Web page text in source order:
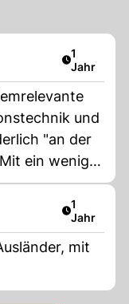
Artikel
1
Jahr
und
"an der
ein wenig
gelingt es
mehrere
Um etwa
Artikel
1
Jahr
mit